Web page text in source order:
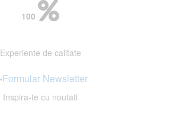
100
Experiente de calitate
Formular Newsletter
Inspira-te cu noutati